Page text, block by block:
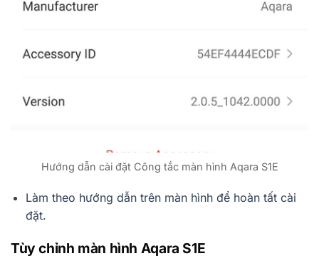
Hướng dẫn cài đặt Công tắc màn hình Aqara S1E
Làm theo hướng dẫn trên màn hình để hoàn tất cài
đặt.
Tùy chỉnh màn hình Aqara S1E